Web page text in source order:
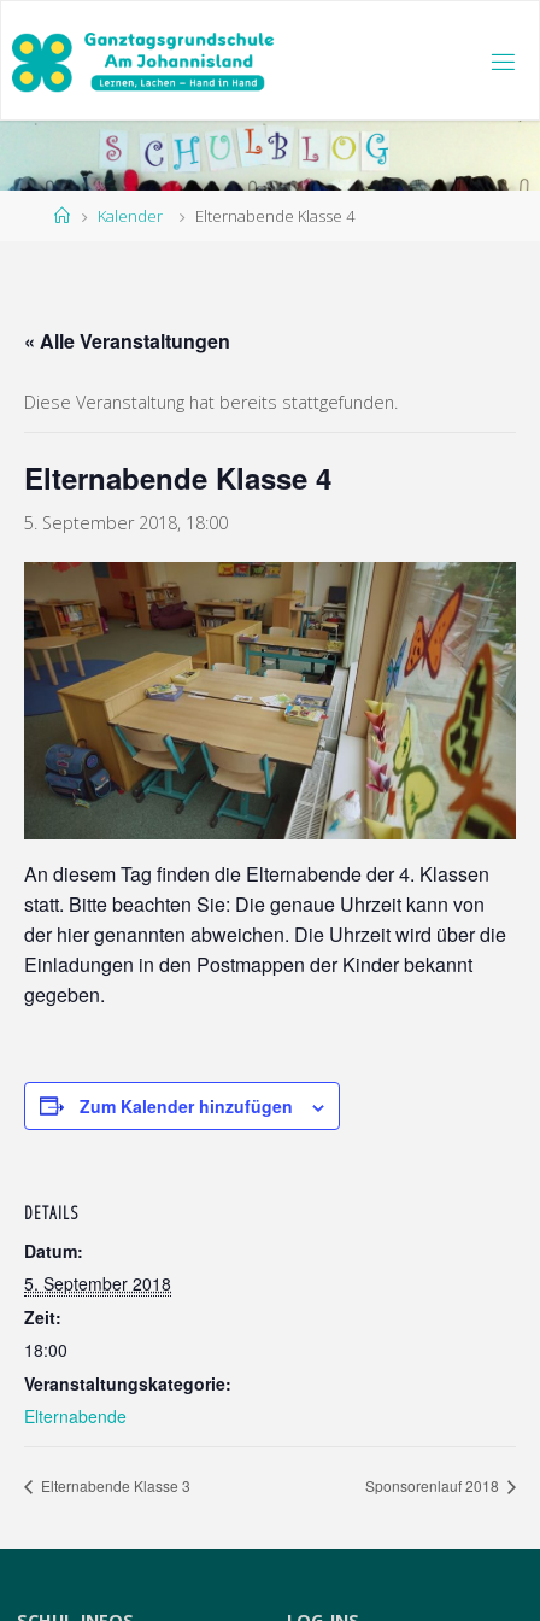
Inhalt
springen
StartKalender Elternabende Klasse 4
« Alle Veranstaltungen
Diese Veranstaltung hat bereits stattgefunden.
Elternabende Klasse 4
5. September 2018, 18:00
An diesem Tag finden die Elternabende der 4. Klassen
statt. Bitte beachten Sie: Die genaue Uhrzeit kann von
der hier genannten abweichen. Die Uhrzeit wird über die
Einladungen in den Postmappen der Kinder bekannt
gegeben.
Zum Kalender hinzufügen
DETAILS
Datum:
5. September 2018
Zeit:
18:00
Veranstaltungskategorie:
Elternabende
Elternabende Klasse 3 Sponsorenlauf 2018